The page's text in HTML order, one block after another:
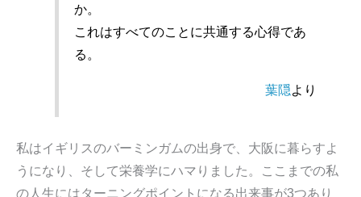
か。
これはすべてのことに共通する心得であ
る。
葉隠より
私はイギリスのバーミンガムの出身で、大阪に暮らすよ
うになり、そして栄養学にハマりました。ここまでの私
の人生にはターニングポイントになる出来事が3つあり